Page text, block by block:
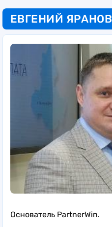
ЕВГЕНИЙ ЯРАНОВ
Основатель PartnerWin.